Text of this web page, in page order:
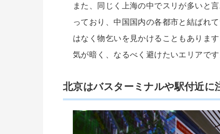
また、同じく上海の中でスリが多いと
っており、中国国内の各都市と結ばれ
はなく物乞いを見かけることもありま
気が暗く、なるべく避けたいエリアです
北京はバスターミナルや駅付近に